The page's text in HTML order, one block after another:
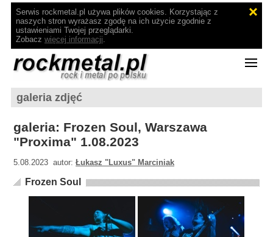
Serwis rockmetal.pl używa plików cookies. Korzystając z
naszych stron wyrażasz zgodę na ich użycie zgodnie z
ustawieniami Twojej przeglądarki.
Zobacz więcej informacji.
galeria zdjęć
galeria: Frozen Soul, Warszawa
"Proxima" 1.08.2023
5.08.2023 autor:Łukasz "Luxus" Marciniak
Frozen Soul